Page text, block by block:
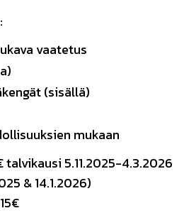
vaatetus
(sisällä)
mukaan
5.11.2025-4.3.2026
& 14.1.2026)